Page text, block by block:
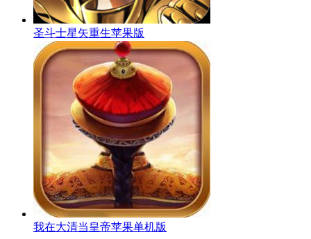
圣斗士星矢重生苹果版
我在大清当皇帝苹果单机版